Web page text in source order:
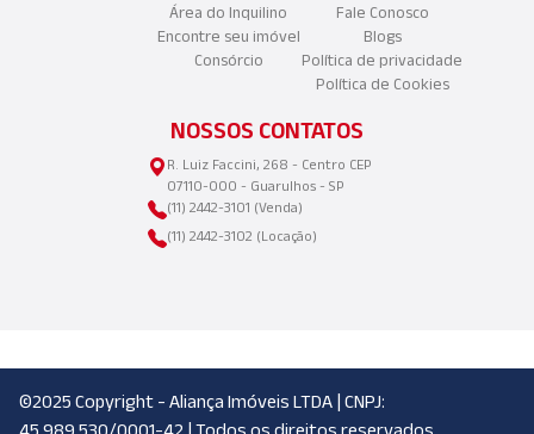
Área do Inquilino
Encontre seu imóvel
Consórcio
Fale Conosco
Blogs
Política de privacidade
Política de Cookies
NOSSOS CONTATOS
R. Luiz Faccini, 268 - Centro CEP
07110-000 - Guarulhos - SP
(11) 2442-3101 (Venda)
(11) 2442-3102 (Locação)
©2025 Copyright - Aliança Imóveis LTDA | CNPJ:
45.989.530/0001-42 | Todos os direitos reservados